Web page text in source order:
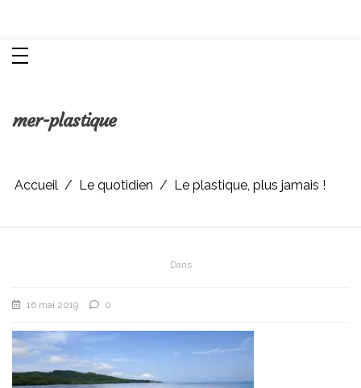
mer-plastique
Accueil Le quotidien Le plastique, plus jamais !
Dans
16 mai 2019 0